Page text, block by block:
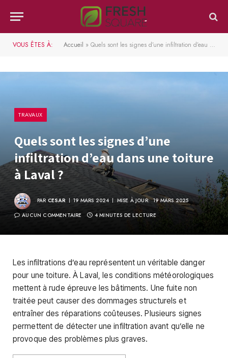
VOUS ÊTES À: Accueil » Quels sont les signes d’une infiltration d’eau dans une toiture à Laval ?​
TRAVAUX
Quels sont les signes d’une
infiltration d’eau dans une toiture
à Laval ?​
PAR CESAR 19 MARS 2024 MISE À JOUR: 19 MARS 2025
AUCUN COMMENTAIRE
4 MINUTES DE LECTURE
Les infiltrations d’eau représentent un véritable danger
pour une toiture. À Laval, les conditions météorologiques
mettent à rude épreuve les bâtiments. Une fuite non
traitée peut causer des dommages structurels et
entraîner des réparations coûteuses. Plusieurs signes
permettent de détecter une infiltration avant qu’elle ne
provoque des problèmes plus graves.